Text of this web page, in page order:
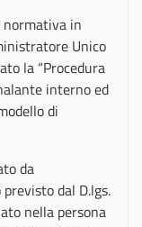
normativa in
Unico
la “Procedura
interno ed
di
da
dal D.lgs.
nella persona